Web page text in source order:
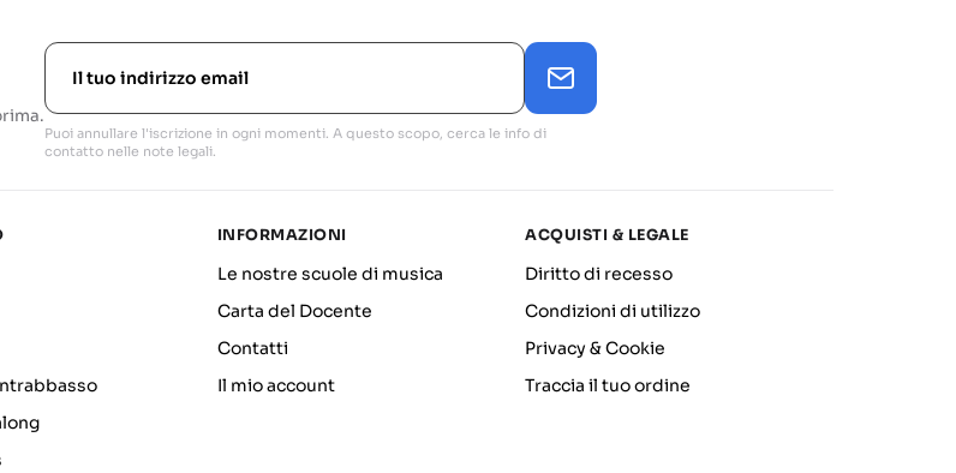
Puoi annullare l'iscrizione in ogni momenti. A questo scopo, cerca le info di
contatto nelle note legali.
INFORMAZIONI
Le nostre scuole di musica
Carta del Docente
Contatti
Il mio account
ACQUISTI & LEGALE
Diritto di recesso
Condizioni di utilizzo
Privacy & Cookie
Traccia il tuo ordine